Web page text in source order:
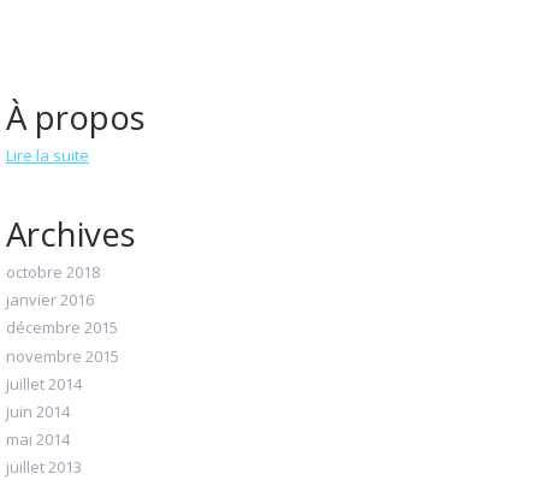
À propos
Lire la suite
Archives
octobre 2018
janvier 2016
décembre 2015
novembre 2015
juillet 2014
juin 2014
mai 2014
juillet 2013